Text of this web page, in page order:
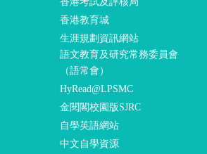
香港教育城
生涯規劃資訊網站
語文教育及研究常務委員會
（語常會）
HyRead@LPSMC
金閱閣校園版SJRC
自學英語網站
中文自學資源